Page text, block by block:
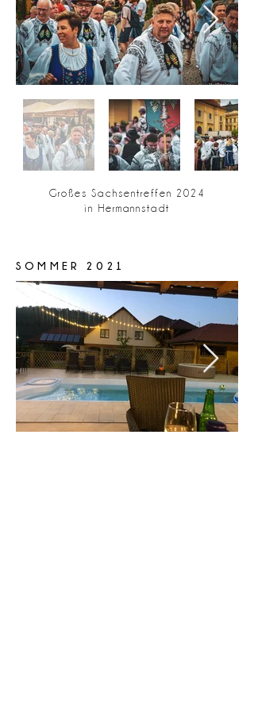
Großes Sachsentreffen 2024
in Hermannstadt
SOMMER 2021